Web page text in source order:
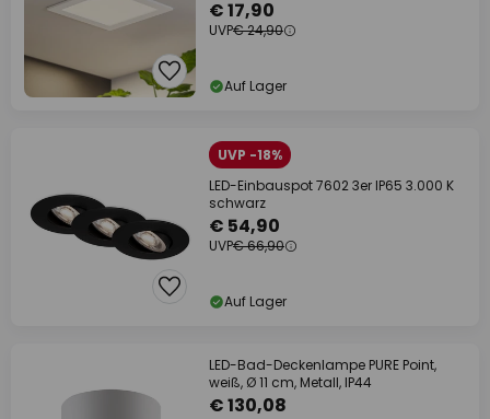
€ 17,90
UVP€ 24,90
Auf Lager
UVP -18%
LED-Einbauspot 7602 3er IP65 3.000 K
schwarz
€ 54,90
UVP€ 66,90
Auf Lager
LED-Bad-Deckenlampe PURE Point,
weiß, Ø 11 cm, Metall, IP44
€ 130,08